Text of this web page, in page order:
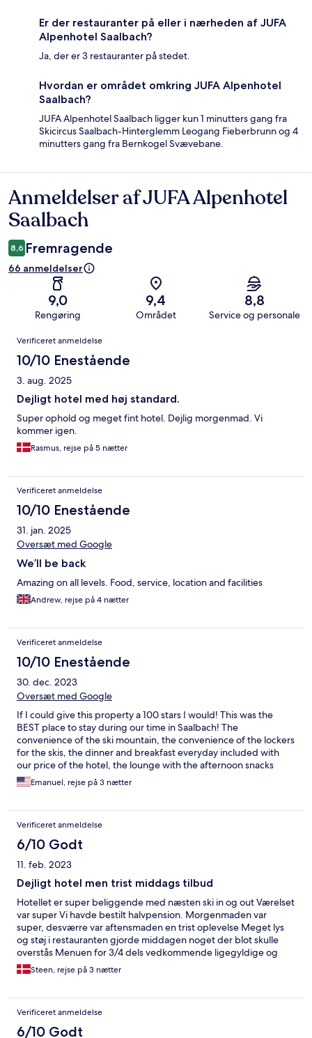
Er der restauranter på eller i nærheden af JUFA
Alpenhotel Saalbach?
Ja, der er 3 restauranter på stedet.
Hvordan er området omkring JUFA Alpenhotel
Saalbach?
JUFA Alpenhotel Saalbach ligger kun 1 minutters gang fra
Skicircus Saalbach-Hinterglemm Leogang Fieberbrunn og 4
minutters gang fra Bernkogel Svævebane.
Anmeldelser
Anmeldelser af JUFA Alpenhotel
Saalbach
8,6 Fremragende
66 anmeldelser
9,0
Rengøring
9,4
Området
8,8
Service og personale
Anmeldelser
Verificeret anmeldelse
10/10 Enestående
3. aug. 2025
Dejligt hotel med høj standard.
Super ophold og meget fint hotel. Dejlig morgenmad. Vi
kommer igen.
Rasmus, rejse på 5 nætter
Verificeret anmeldelse
10/10 Enestående
31. jan. 2025
Oversæt med Google
We’ll be back
Amazing on all levels. Food, service, location and facilities
Andrew, rejse på 4 nætter
Verificeret anmeldelse
10/10 Enestående
30. dec. 2023
Oversæt med Google
If I could give this property a 100 stars I would! This was the
BEST place to stay during our time in Saalbach! The
convenience of the ski mountain, the convenience of the lockers
for the skis, the dinner and breakfast everyday included with
our price of the hotel, the lounge with the afternoon snacks
included, the sauna, the hotel rooms with the balcony! I can't
rave enough about this hotel! We had the best time and wiil
Emanuel, rejse på 3 nætter
Verificeret anmeldelse
6/10 Godt
11. feb. 2023
Dejligt hotel men trist middags tilbud
Hotellet er super beliggende med næsten ski in og out Værelset
var super Vi havde bestilt halvpension. Morgenmaden var
super, desværre var aftensmaden en trist oplevelse Meget lys
og støj i restauranten gjorde middagen noget der blot skulle
overstås Menuen for 3/4 dels vedkommende ligegyldige og
tilsvarende smagende retter Alt for buffet og cafeteria lignende
Vi bor gerne på hotellet igen , så bliver det uden aftensmad Ps
skitøj i restauranten , dette er jo egentlig en glimrende
indikation på at man ønsker er vist niveau, og tjenerne er pænt
klædt på og professionelle . Men man følger ikke ambitionen til
Steen, rejse på 3 nætter
Verificeret anmeldelse
6/10 Godt